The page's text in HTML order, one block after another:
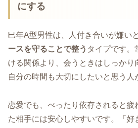
にする
巳年A型男性は、人付き合いが嫌い
ースを守ることで整う タイプです。
ける関係より、会うときはしっかり
自分の時間も大切にしたいと思う人
恋愛でも、べったり依存されると疲
た相手には安心しやすいです。「好